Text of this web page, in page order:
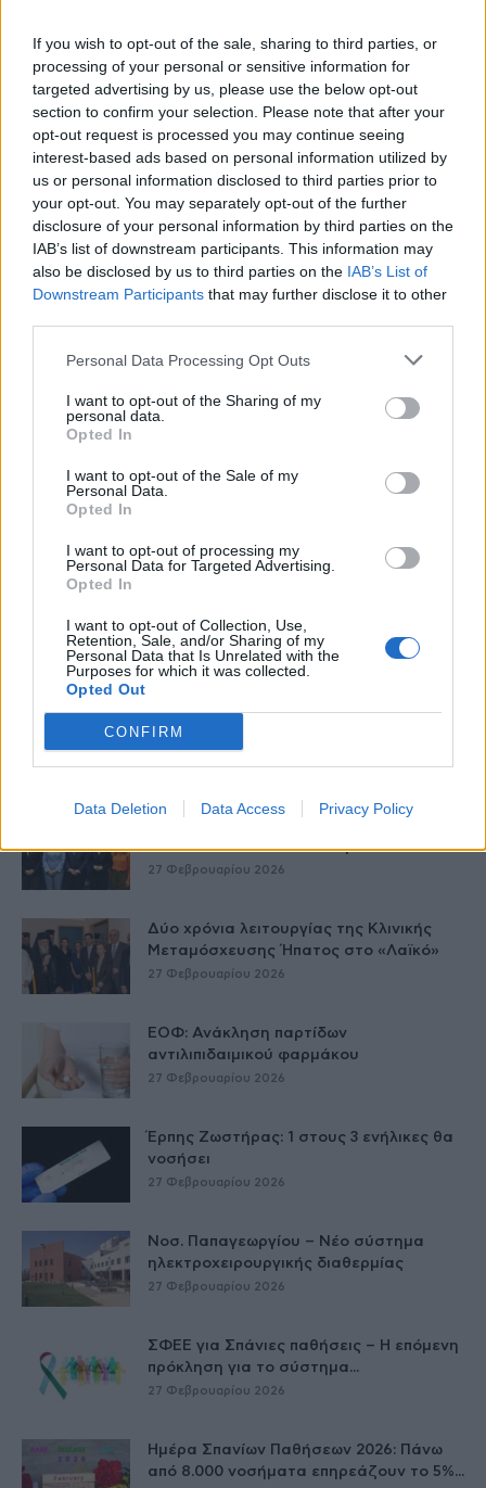
If you wish to opt-out of the sale, sharing to third parties, or
processing of your personal or sensitive information for
targeted advertising by us, please use the below opt-out
section to confirm your selection. Please note that after your
opt-out request is processed you may continue seeing
interest-based ads based on personal information utilized by
us or personal information disclosed to third parties prior to
your opt-out. You may separately opt-out of the further
disclosure of your personal information by third parties on the
IAB’s list of downstream participants. This information may
also be disclosed by us to third parties on the IAB’s List of
Downstream Participants that may further disclose it to other
Personal Data Processing Opt Outs
I want to opt-out of the Sharing of my
personal data.
Opted In
I want to opt-out of the Sale of my
Personal Data.
Opted In
I want to opt-out of processing my
Personal Data for Targeted Advertising.
Opted In
I want to opt-out of Collection, Use,
Retention, Sale, and/or Sharing of my
Personal Data that Is Unrelated with the
Purposes for which it was collected.
Opted Out
CONFIRM
Data Deletion Data Access Privacy Policy
TAGS FairLife L.C.C.
καρκίνος του πνεύμονα
Στέγη Καϊμακλίου “Αρχάγγελος Μιχαήλ”
Δείτε Ακόμη
Γεωργιάδης: Πολλαπλά οφέλη από τη
συνεργασία δημοσίου και ιδιωτικού
στο Ίλιον – Τι ανακοινώθηκε από...
27 Φεβρουαρίου 2026
Δύο χρόνια λειτουργίας της Κλινικής
Μεταμόσχευσης Ήπατος στο «Λαϊκό»
27 Φεβρουαρίου 2026
ΕΟΦ: Ανάκληση παρτίδων
αντιλιπιδαιμικού φαρμάκου
27 Φεβρουαρίου 2026
Έρπης Ζωστήρας: 1 στους 3 ενήλικες θα
νοσήσει
27 Φεβρουαρίου 2026
Νοσ. Παπαγεωργίου – Νέο σύστημα
ηλεκτροχειρουργικής διαθερμίας
27 Φεβρουαρίου 2026
ΣΦΕΕ για Σπάνιες παθήσεις – Η επόμενη
πρόκληση για το σύστημα...
27 Φεβρουαρίου 2026
Ημέρα Σπανίων Παθήσεων 2026: Πάνω
από 8.000 νοσήματα επηρεάζουν το 5%...